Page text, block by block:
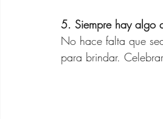
5. Siempre hay algo
No hace falta que
para brindar.